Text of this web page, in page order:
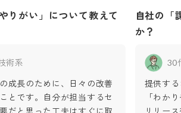
りがい」について教えて
術系
成長のために、日々の改善
とです。自分が担当するセ
だと思った工夫はすぐに取
自社の「
か？
30
提供す
「わか
リリー